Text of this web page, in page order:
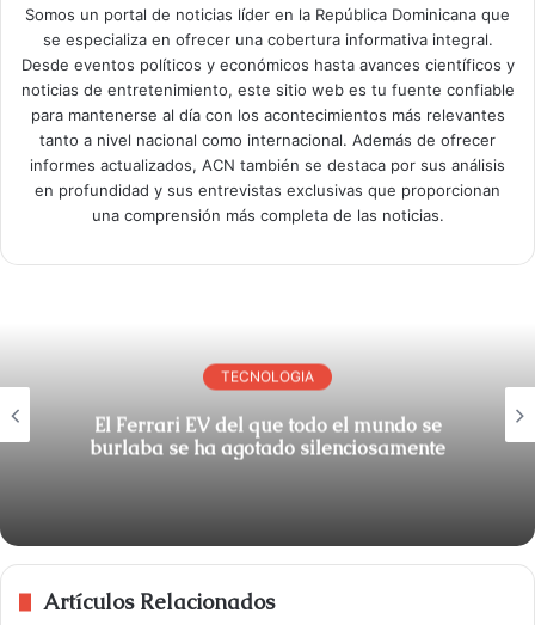
Somos un portal de noticias líder en la República Dominicana que
se especializa en ofrecer una cobertura informativa integral.
Desde eventos políticos y económicos hasta avances científicos y
noticias de entretenimiento, este sitio web es tu fuente confiable
para mantenerse al día con los acontecimientos más relevantes
tanto a nivel nacional como internacional. Además de ofrecer
informes actualizados, ACN también se destaca por sus análisis
en profundidad y sus entrevistas exclusivas que proporcionan
una comprensión más completa de las noticias.
TECNOLOGIA
El Ferrari EV del que todo el mundo se
burlaba se ha agotado silenciosamente
Artículos Relacionados